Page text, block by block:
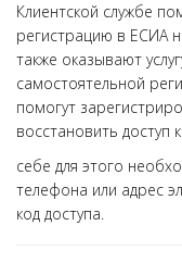
Клиентской службе
регистрацию в ЕСИА
также оказывают
самостоятельной
помогут
восстановить доступ
себе для этого
телефона или адрес
код доступа.